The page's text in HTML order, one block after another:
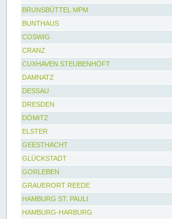
BRUNSBÜTTEL MPM
BUNTHAUS
COSWIG
CRANZ
CUXHAVEN STEUBENHÖFT
DAMNATZ
DESSAU
DRESDEN
DÖMITZ
ELSTER
GEESTHACHT
GLÜCKSTADT
GORLEBEN
GRAUERORT REEDE
HAMBURG ST. PAULI
HAMBURG-HARBURG